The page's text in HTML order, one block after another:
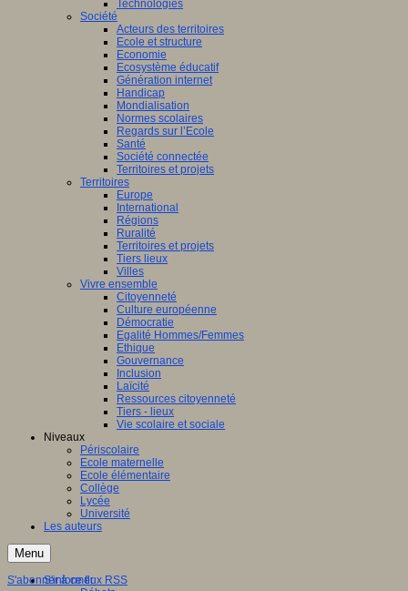
Technologies
Société
Acteurs des territoires
Ecole et structure
Economie
Ecosystème éducatif
Génération internet
Handicap
Mondialisation
Normes scolaires
Regards sur l’Ecole
Santé
Société connectée
Territoires et projets
Territoires
Europe
International
Régions
Ruralité
Territoires et projets
Tiers lieux
Villes
Vivre ensemble
Citoyenneté
Culture européenne
Démocratie
Egalité Hommes/Femmes
Ethique
Gouvernance
Inclusion
Laïcité
Ressources citoyenneté
Tiers - lieux
Vie scolaire et sociale
Niveaux
Périscolaire
Ecole maternelle
Ecole élémentaire
Collège
Lycée
Université
Les auteurs
Menu
S'informer
S'abonner à ce flux RSS